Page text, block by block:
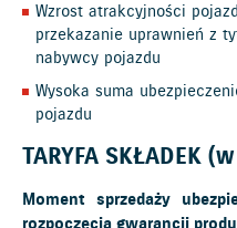
Wzrost atrakcyjności
przekazanie uprawnień z
nabywcy pojazdu
Wysoka suma
pojazdu
TARYFA SKŁADEK
Moment sprzedaży